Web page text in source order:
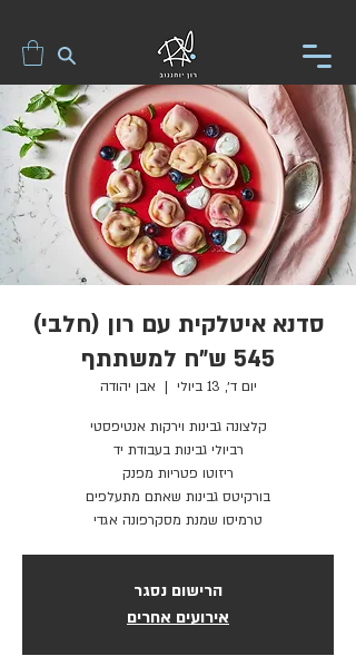
סדנא איטלקית עם רון (חלבי)
545 ש"ח למשתתף
יום ד׳, 13 ביולי
  |
אבן יהודה
טרמיסו שמנת מסקרפונה אגדי
הרישום נסגר
אירועים אחרים